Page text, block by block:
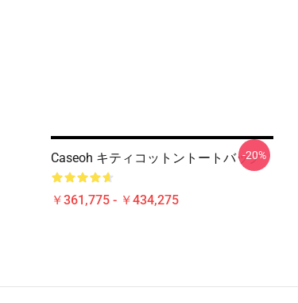
Caseoh キティコットントートバッグ
￥361,775 - ￥434,275
-20%